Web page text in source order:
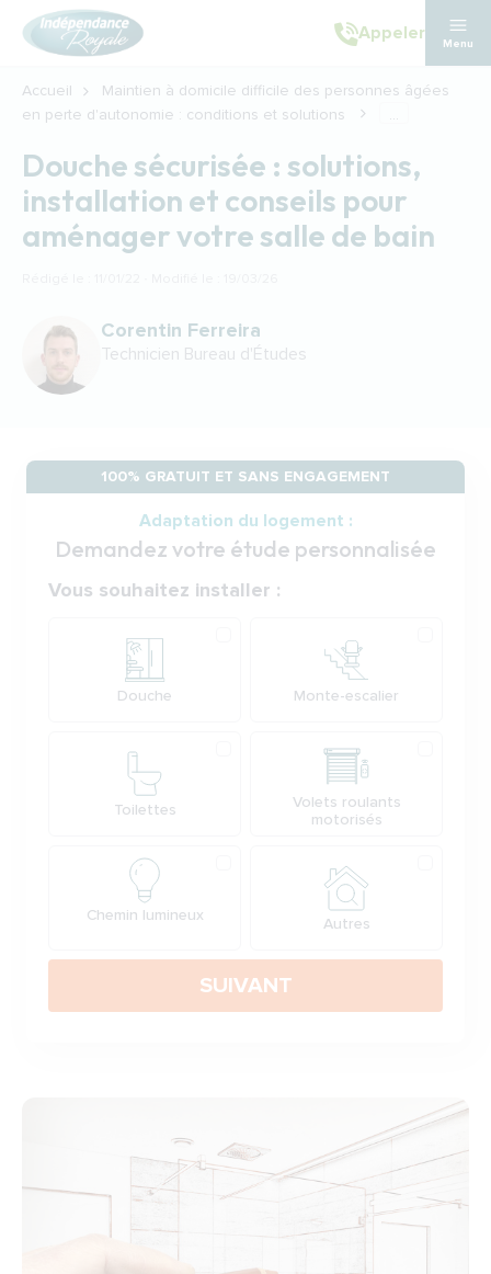
Aller au contenu principal
Appeler
Menu
Accueil
Maintien à domicile difficile des personnes âgées
en perte d'autonomie : conditions et solutions
...
Douche sécurisée : solutions,
installation et conseils pour
aménager votre salle de bain
Corentin Ferreira
Technicien Bureau d'Études
100% GRATUIT ET SANS ENGAGEMENT
Adaptation du logement :
Demandez votre étude personnalisée
Votre demande
Vous souhaitez installer :
Douche
Toilettes
Chemin lumineux
Monte-escalier
Volets roulants
motorisés
Autres
SUIVANT